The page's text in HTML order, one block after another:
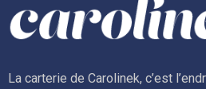
La carterie de Carolinek, c’est